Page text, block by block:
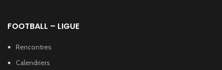
FOOTBALL – LIGUE
Rencontres
Calendriers